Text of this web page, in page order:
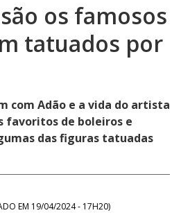
os famosos
tatuados por
com Adão e a vida do artista
favoritos de boleiros e
das figuras tatuadas
EM 19/04/2024 - 17H20)